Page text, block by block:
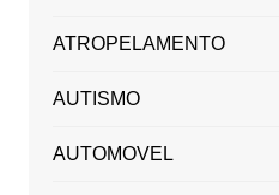
ATROPELAMENTO
AUTISMO
AUTOMOVEL